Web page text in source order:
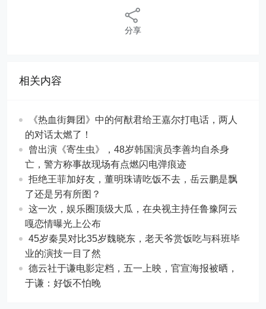
分享
相关内容
《热血街舞团》中的何猷君给王嘉尔打电话，两人
的对话太燃了！
曾出演《寄生虫》，48岁韩国演员李善均自杀身
亡，警方称事故现场有点燃闪电弹痕迹
拒绝王菲加好友，董明珠请吃饭不去，岳云鹏是飘
了还是另有所图？
这一次，娱乐圈顶级大瓜，在央视主持任鲁豫阿云
嘎恋情曝光上公布
45岁秦昊对比35岁魏晓东，老天爷赏饭吃与科班毕
业的演技一目了然
德云社于谦电影定档，五一上映，官宣海报被晒，
于谦：好饭不怕晚